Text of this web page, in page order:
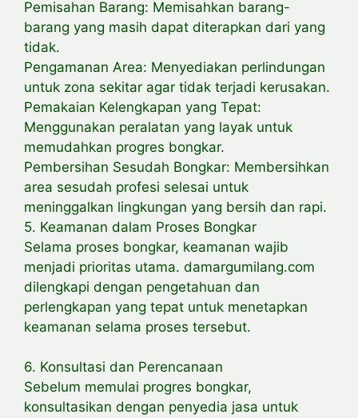
Pemisahan Barang: Memisahkan barang-
barang yang masih dapat diterapkan dari yang
tidak.
Pengamanan Area: Menyediakan perlindungan
untuk zona sekitar agar tidak terjadi kerusakan.
Pemakaian Kelengkapan yang Tepat:
Menggunakan peralatan yang layak untuk
memudahkan progres bongkar.
Pembersihan Sesudah Bongkar: Membersihkan
area sesudah profesi selesai untuk
meninggalkan lingkungan yang bersih dan rapi.
5. Keamanan dalam Proses Bongkar
Selama proses bongkar, keamanan wajib
menjadi prioritas utama. damargumilang.com
dilengkapi dengan pengetahuan dan
perlengkapan yang tepat untuk menetapkan
keamanan selama proses tersebut.
6. Konsultasi dan Perencanaan
Sebelum memulai progres bongkar,
konsultasikan dengan penyedia jasa untuk